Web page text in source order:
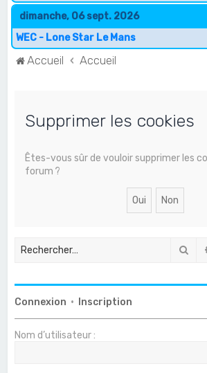
dimanche, 06 sept. 2026
WEC - Lone Star Le Mans
Accueil Accueil
Supprimer les cookies
Êtes-vous sûr de vouloir supprimer les
forum ?
Connexion • Inscription
Nom d’utilisateur :